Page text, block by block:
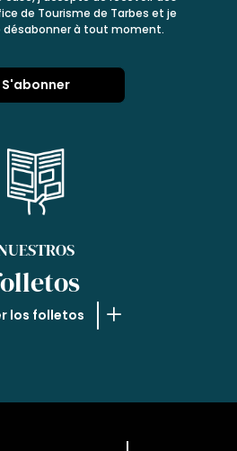
de Tourisme de Tarbes et je
désabonner à tout moment.
los folletos